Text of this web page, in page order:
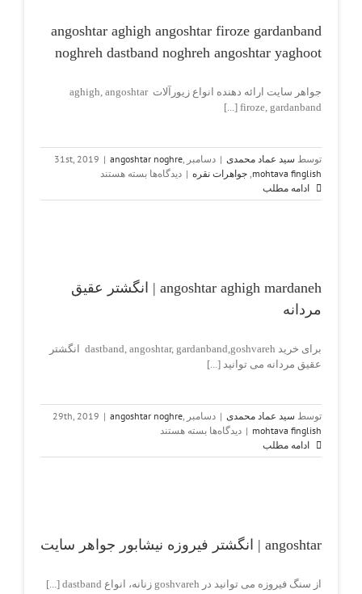
angoshtar aghigh angoshtar firoze gardanband
noghreh dastband noghreh angoshtar yaghoot
جواهر سایت ارائه دهنده انواع زیورآلات aghigh, angoshtar
firoze, gardanband [...]
توسط سید عماد محمدی | دسامبر 31st, 2019 | angoshtar noghre
mohtava finglish جواهرات نقره | دیدگاه‌ها برای
aghigh
noghreh
بسته هستند
ادامه مطلب
angoshtar aghigh mardaneh | انگشتر عقیق
مردانه
برای خرید dastband, angoshtar, gardanband,goshvareh انگشتر
عقیق مردانه می توانید [...]
توسط سید عماد محمدی | دسامبر 29th, 2019 | angoshtar noghre
mohtava finglish
| دیدگاه‌ها برای
aghigh
بسته هستند
ادامه مطلب
angoshtar | انگشتر فیروزه نیشابور جواهر سایت
از سنگ فیروزه می توانید در goshvareh زنانه، انواع dastband [...]